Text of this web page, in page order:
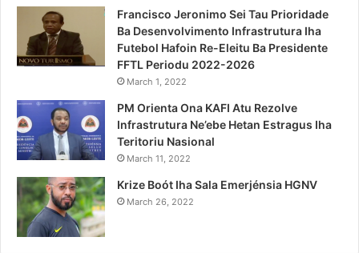
Francisco Jeronimo Sei Tau Prioridade
Ba Desenvolvimento Infrastrutura Iha
Futebol Hafoin Re-Eleitu Ba Presidente
FFTL Periodu 2022-2026
March 1, 2022
PM Orienta Ona KAFI Atu Rezolve
Infrastrutura Ne’ebe Hetan Estragus Iha
Teritoriu Nasional
March 11, 2022
Krize Boót Iha Sala Emerjénsia HGNV
March 26, 2022